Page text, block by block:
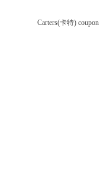
Carters(卡特) coupon